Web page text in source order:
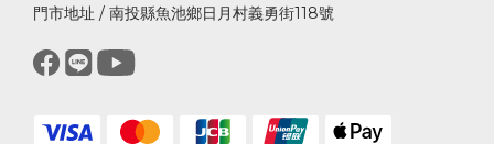
門市地址 / 南投縣魚池鄉日月村義勇街118號